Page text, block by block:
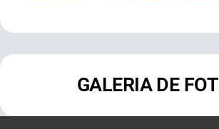
GALERIA DE